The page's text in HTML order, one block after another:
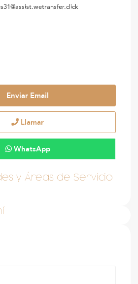
Enviar Email
Llamar
WhatsApp
y Áreas de Servicio